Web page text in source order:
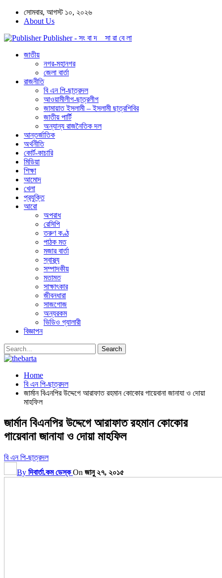
সোমবার, আগস্ট ১০, ২০২৬
About Us
Publisher - সং বা দ সা রা বে লা
জাতীয়
নগর-মহানগর
জেলা বার্তা
রাজনীতি
বি এন পি-ছাত্রদল
আওয়ামীলীগ-ছাত্রলীগ
জামায়াত ইসলামী – ইসলামী ছাত্রশিবির
জাতীয় পার্টি
অন্যান্য রাজনৈতিক দল
আন্তর্জাতিক
অর্থনীতি
কোর্ট-কাচারি
মিডিয়া
শিক্ষা
আমোদ
খেলা
প্রযুক্তি
আরো
অপরাধ
রেসিপি
তরুণ কণ্ঠ
পাঠক মত
মজার বার্তা
স্বাস্থ্য
সম্পাদকীয়
মতামত
সাক্ষাৎকার
জীবনধারা
সাজগোজ
অন্যরকম
ভিডিও গ্যালারী
বিজ্ঞাপন
Home
বি এন পি-ছাত্রদল
জার্মান বিএনপির উদ্দেগে আরাফাত রহমান কোকোর গায়েবানা জানাযা ও দোয়া
মাহফিল
জার্মান বিএনপির উদ্দেগে আরাফাত রহমান কোকোর
গায়েবানা জানাযা ও দোয়া মাহফিল
বি এন পি-ছাত্রদল
By দিবার্তা.কম ডেস্ক On জানু ২৭, ২০১৫